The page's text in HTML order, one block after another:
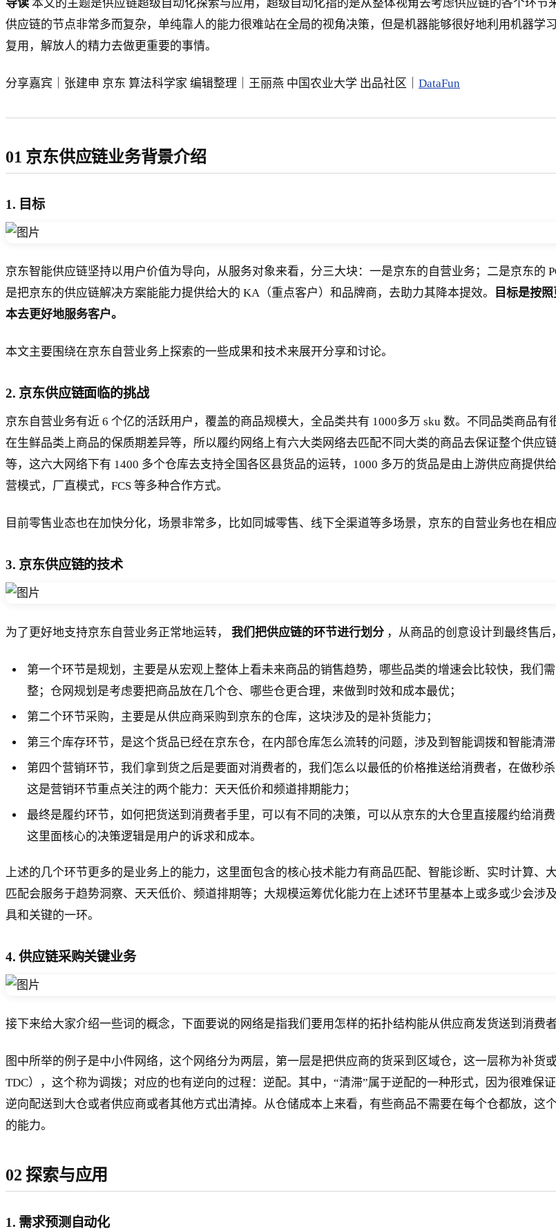
导读 本文的主题是供应链超级自动化探索与应用，超级自动化指的是从整体视角去考虑供应链的各个环节
供应链的节点非常多而复杂，单纯靠人的能力很难站在全局的视角决策，但是机器能够很好地利用机器学
复用，解放人的精力去做更重要的事情。
分享嘉宾｜张建申 京东 算法科学家 编辑整理｜王丽燕 中国农业大学 出品社区｜ DataFun
01 京东供应链业务背景介绍
1. 目标
京东智能供应链坚持以用户价值为导向，从服务对象来看，分三大块：一是京东的自营业务；二是京东的
是把京东的供应链解决方案能能力提供给大的 KA（重点客户）和品牌商，去助力其降本提效。
目标是按
本去更好地服务客户。
本文主要围绕在京东自营业务上探索的一些成果和技术来展开分享和讨论。
2. 京东供应链面临的挑战
京东自营业务有近 6 个亿的活跃用户，覆盖的商品规模大，全品类共有 1000多万 sku 数。不同品类商品
在生鲜品类上商品的保质期差异等，所以履约网络上有六大类网络去匹配不同大类的商品去保证整个供
等，这六大网络下有 1400 多个仓库去支持全国各区县货品的运转，1000 多万的货品是由上游供应商提
营模式，厂直模式，FCS 等多种合作方式。
目前零售业态也在加快分化，场景非常多，比如同城零售、线下全渠道等多场景，京东的自营业务也在相
3. 京东供应链的技术
为了更好地支持京东自营业务正常地运转， 我们把供应链的环节进行划分 ，从商品的创意设计到最终售后，
第一个环节是规划，主要是从宏观上整体上看未来商品的销售趋势，哪些品类的增速会比较快，我们
整；仓网规划是考虑要把商品放在几个仓、哪些仓更合理，来做到时效和成本最优；
第二个环节采购，主要是从供应商采购到京东的仓库，这块涉及的是补货能力；
第三个库存环节，是这个货品已经在京东仓，在内部仓库怎么流转的问题，涉及到智能调拨和智能清滞
第四个营销环节，我们拿到货之后是要面对消费者的，我们怎么以最低的价格推送给消费者，在做秒
这是营销环节重点关注的两个能力：天天低价和频道排期能力；
最终是履约环节，如何把货送到消费者手里，可以有不同的决策，可以从京东的大仓里直接履约给消
这里面核心的决策逻辑是用户的诉求和成本。
上述的几个环节更多的是业务上的能力，这里面包含的核心技术能力有商品匹配、智能诊断、实时计算
匹配会服务于趋势洞察、天天低价、频道排期等；大规模运筹优化能力在上述环节里基本上或多或少会
具和关键的一环。
4. 供应链采购关键业务
接下来给大家介绍一些词的概念，下面要说的网络是指我们要用怎样的拓扑结构能从供应商发货送到消费
图中所举的例子是中小件网络，这个网络分为两层，第一层是把供应商的货采到区域仓，这一层称为补货
TDC），这个称为调拨；对应的也有逆向的过程：逆配。其中，“清滞”属于逆配的一种形式，因为很难
逆向配送到大仓或者供应商或者其他方式出清掉。从仓储成本上来看，有些商品不需要在每个仓都放，这
的能力。
02 探索与应用
1. 需求预测自动化